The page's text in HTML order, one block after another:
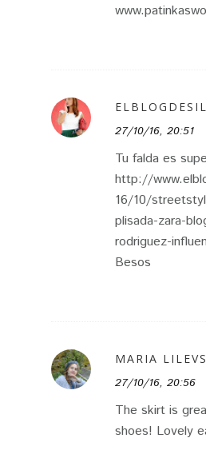
27/10/16, 20:51
Tu falda es
http://
16/10/
plisada-zara-
rodriguez-
Besos
MARIA
27/10/16, 20:56
The skirt is
shoes! Lovely